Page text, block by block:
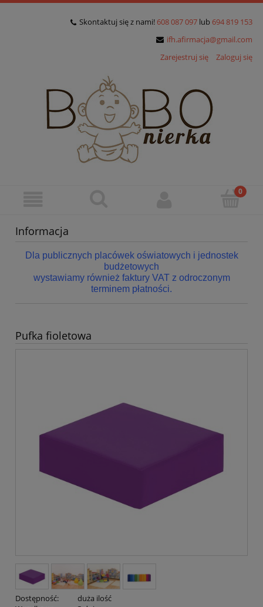
Skontaktuj się z nami! 608 087 097 lub 694 819 153
ifh.afirmacja@gmail.com
Zarejestruj się
Zaloguj się
Informacja
Dla publicznych placówek oświatowych i jednostek
budżetowych
wystawiamy również faktury VAT z odroczonym
terminem płatności.
Pufka fioletowa
Dostępność:
duża ilość